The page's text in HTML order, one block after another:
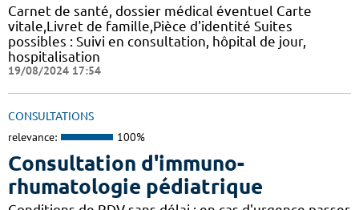
Carnet de santé, dossier médical éventuel Carte
vitale,Livret de famille,Pièce d'identité Suites
possibles : Suivi en consultation, hôpital de jour,
hospitalisation
19/08/2024 17:54
CONSULTATIONS
relevance: 100%
Consultation d'immuno-
rhumatologie pédiatrique